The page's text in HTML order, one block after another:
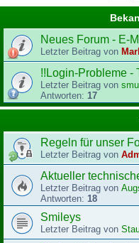
Neues Forum - E-
Letzter Beitrag von
!!Login-Probleme -
Letzter Beitrag von
Antworten: 17
Regeln für unser
Letzter Beitrag von
Aktueller
Letzter Beitrag von
Antworten: 18
Smileys
Letzter Beitrag von